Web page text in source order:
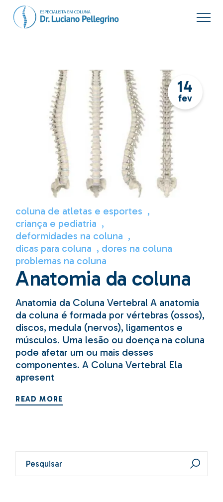
the
14
fev
coluna de atletas e esportes
criança e pediatria
deformidades na coluna
dicas para coluna
dores na coluna
problemas na coluna
Anatomia da coluna
Anatomia da Coluna Vertebral A anatomia
da coluna é formada por vértebras (ossos),
discos, medula (nervos), ligamentos e
músculos. Uma lesão ou doença na coluna
pode afetar um ou mais desses
componentes. A Coluna Vertebral Ela
apresent
READ MORE
por: